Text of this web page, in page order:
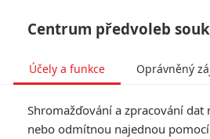
Centrum předvoleb
Účely a funkce Oprávněný
Shromažďování a zpracování
nebo odmítnou najednou